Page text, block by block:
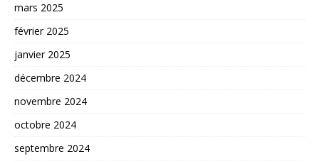
mars 2025
février 2025
janvier 2025
décembre 2024
novembre 2024
octobre 2024
septembre 2024